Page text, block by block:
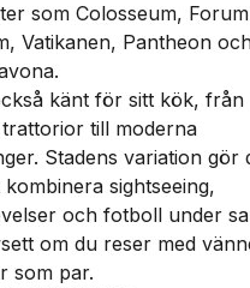
som Colosseum, Forum
Vatikanen, Pantheon
känt för sitt kök, från
trattorior till moderna
Stadens variation gör
sightseeing,
och fotboll under
om du reser med
som par.